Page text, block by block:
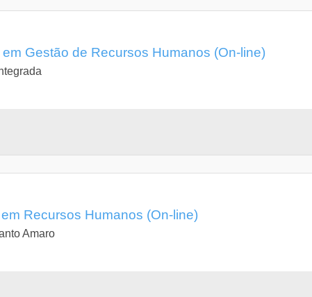
Gestão de Recursos Humanos (On-line)
Recursos Humanos (On-line)
Amaro